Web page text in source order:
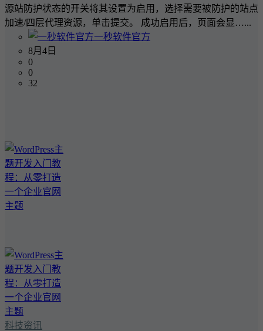
源站防护状态的开关将其设置为启用，选择需要被防护的站点
加速/四层代理资源，单击提交。 成功启用后，页面会显…...
一秒软件官方
8月4日
0
0
32
科技资讯